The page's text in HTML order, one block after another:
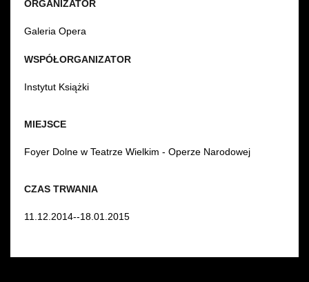
CZAS TRWANIA
11.12.2014--18.01.2015
MIEJSCE
Foyer Dolne w Teatrze Wielkim - Operze Narodowej
ORGANIZATOR
Galeria Opera
WSPÓŁORGANIZATOR
Instytut Książki